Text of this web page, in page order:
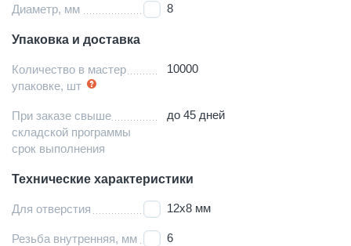
Диаметр, мм 8
Упаковка и доставка
Количество в мастер
упаковке, шт
10000
При заказе свыше
складской программы
срок выполнения
до 45 дней
Технические характеристики
Для отверстия 12х8 мм
Резьба внутренняя, мм 6